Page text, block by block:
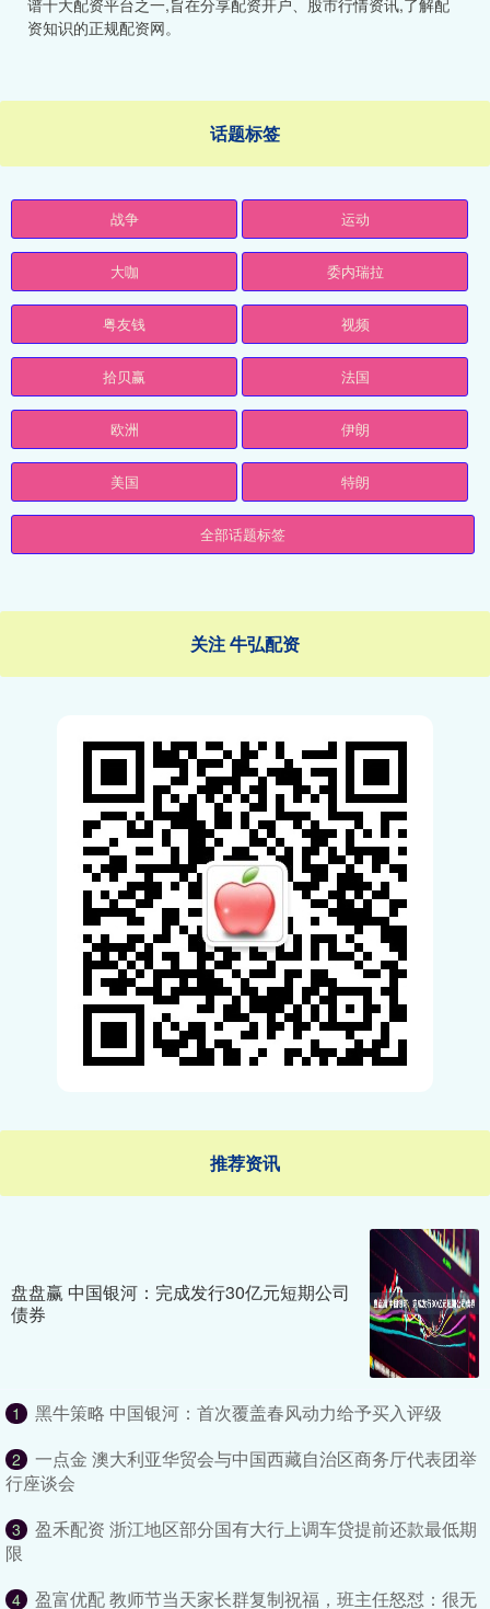
谱十大配资平台之一,旨在分享配资开户、股市行情资讯,了解配
资知识的正规配资网。
话题标签
战争 运动
大咖 委内瑞拉
粤友钱 视频
拾贝赢 法国
欧洲 伊朗
美国 特朗
全部话题标签
关注 牛弘配资
推荐资讯
盘盘赢 中国银河：完成发行30亿元短期公司
债券
1 黑牛策略 中国银河：首次覆盖春风动力给予买入评级
2
一点金 澳大利亚华贸会与中国西藏自治区商务厅代表团举
行座谈会
3
盈禾配资 浙江地区部分国有大行上调车贷提前还款最低期
限
4
盈富优配 教师节当天家长群复制祝福，班主任怒怼：很无